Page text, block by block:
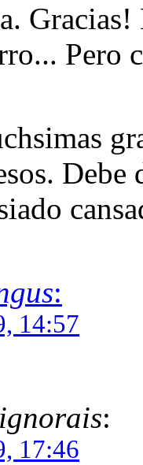
Pero
Debe
:
14:57
:
17:46